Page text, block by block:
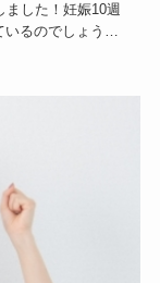
ました！妊娠10週
るのでしょう